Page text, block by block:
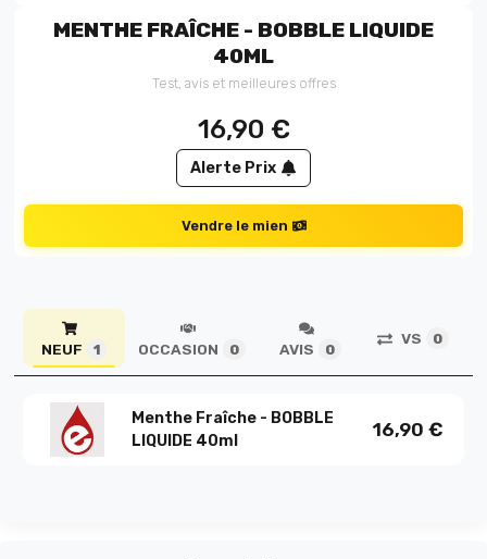
MENTHE FRAÎCHE - BOBBLE LIQUIDE
40ML
Test, avis et meilleures offres
16,90 €
Alerte Prix
Vendre le mien
NEUF 1 OCCASION 0 AVIS 0
VS 0
Menthe Fraîche - BOBBLE
LIQUIDE 40ml
16,90 €